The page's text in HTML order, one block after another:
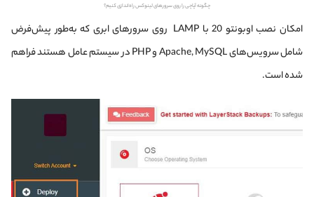
چگونه آپاچی را روی سرورهای لینوکس راه‌اندازی کنیم؟
امکان نصب اوبونتو 20 با LAMP روی سرورهای ابری که به‌طور پیش‌فرض
شامل سرویس‌های Apache, MySQL و PHP در سیستم عامل هستند فراهم
شده است.